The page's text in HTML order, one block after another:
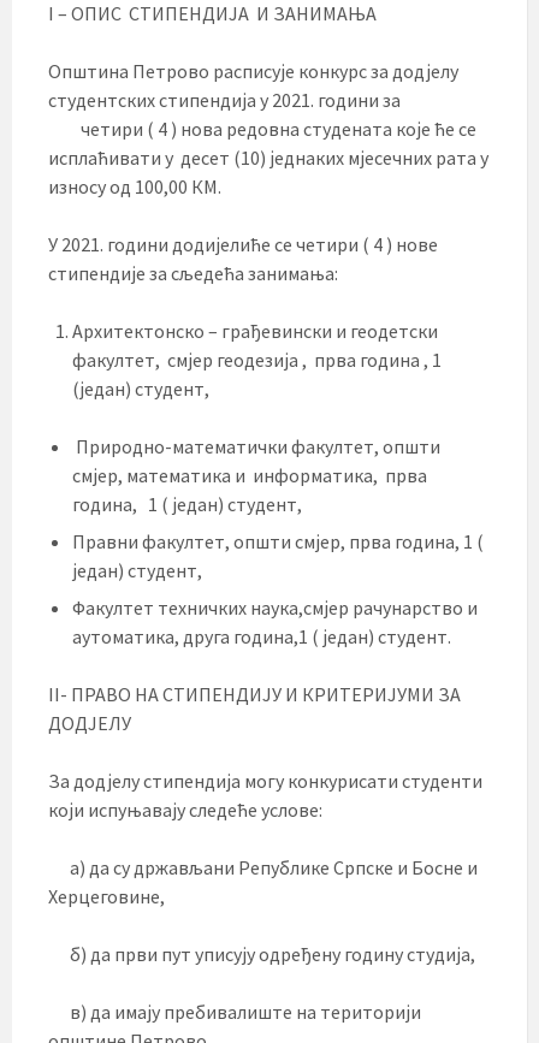
I – ОПИС СТИПЕНДИЈА И ЗАНИМАЊА
Општина Петрово расписује конкурс за додјелу
студентских стипендија у 2021. години за
четири ( 4 ) нова редовна студената које ће се
исплаћивати у десет (10) једнаких мјесечних рата у
износу од 100,00 КМ.
У 2021. години додијелиће се четири ( 4 ) нове
стипендије за сљедећа занимања:
Архитектонско – грађевински и геодетски
факултет, смјер геодезија , прва година , 1
(један) студент,
Природно-математички факултет, општи
смјер, математика и информатика, прва
година, 1 ( један) студент,
Правни факултет, општи смјер, прва година, 1 (
један) студент,
Факултет техничких наука,смјер рачунарство и
аутоматика, друга година,1 ( један) студент.
II- ПРАВО НА СТИПЕНДИЈУ И КРИТЕРИЈУМИ ЗА
ДОДЈЕЛУ
За додјелу стипендија могу конкурисати студенти
који испуњавају следеће услове:
а) да су држављани Републике Српске и Босне и
Херцеговине,
б) да први пут уписују одређену годину студија,
в) да имају пребивалиште на територији